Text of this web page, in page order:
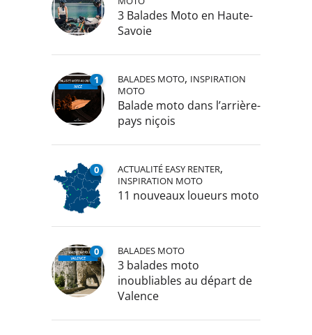
3 Balades Moto en Haute-
Savoie
1 BALADES MOTO, INSPIRATION
MOTO
Balade moto dans l’arrière-
pays niçois
0 ACTUALITÉ EASY RENTER,
INSPIRATION MOTO
11 nouveaux loueurs moto
0 BALADES MOTO
3 balades moto
inoubliables au départ de
Valence